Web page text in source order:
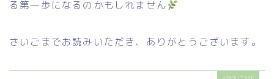
る第一歩になるのかもしれません
さいごまでお読みいただき、ありがとうございます。